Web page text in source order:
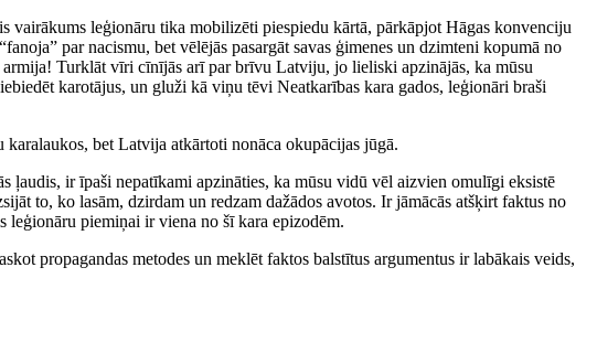
vairākums leģionāru tika mobilizēti piespiedu kārtā, pārkāpjot Hāgas konvenciju
par nacismu, bet vēlējās pasargāt savas ģimenes un dzimteni kopumā no
Turklāt vīri cīnījās arī par brīvu Latviju, jo lieliski apzinājās, ka mūsu
karotājus, un gluži kā viņu tēvi Neatkarības kara gados, leģionāri braši
bet Latvija atkārtoti nonāca okupācijas jūgā.
ļaudis, ir īpaši nepatīkami apzināties, ka mūsu vidū vēl aizvien omulīgi eksistē
to, ko lasām, dzirdam un redzam dažādos avotos. Ir jāmācās atšķirt faktus no
piemiņai ir viena no šī kara epizodēm.
propagandas metodes un meklēt faktos balstītus argumentus ir labākais veids,